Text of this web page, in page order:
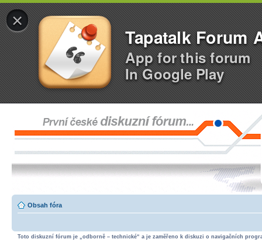
×
Tapatalk Forum
App for this forum
In Google Play
Obsah fóra
Toto diskuzní fórum je „odborně – technické“ a je zaměřeno k diskuzi o navigačních